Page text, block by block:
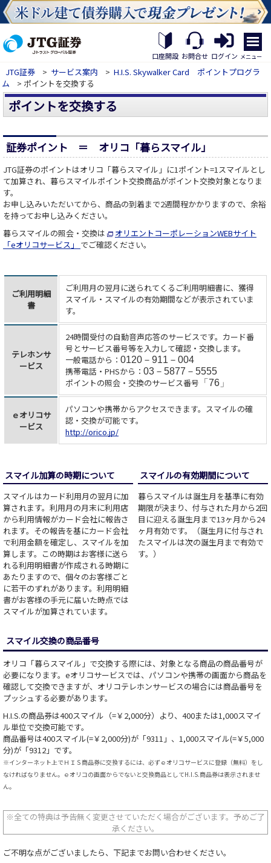
口座開設 お問合せ ログイン
繝｡
繝
九
Η
ｼ
帝
メニュー
JTG証券 > サービス案内 > H.I.S. Skywalker Card ポイントプログラ
ム
> ポイントを交換する
ポイントを交換する
証券ポイント ＝ オリコ「暮らスマイル」
JTG証券のポイントはオリコ「暮らスマイル」に1ポイント=1スマイルとし
て加算され、暮らスマイルポイント交換商品がポイント交換対象となりま
す。
お申し込みいただいてから、商品の到着まで2週間程かかりますので、余裕
を持ってお申し込みください。
暮らスマイルの照会・交換は
オリエントコーポレーションWEBサイト
「eオリコサービス」 でご確認ください。
ご利用明細
書
ご利用月の翌月に送られてくるご利用明細書に、獲得
スマイル・スマイルの有効期間などが表示されていま
す。
テレホンサ
ービス
24時間受付の自動音声応答のサービスです。カード番
号とサービス番号等を入力して確認・交換します。
一般電話から： 0120－911－004
携帯電話・PHSから： 03－5877－5555
ポイントの照会・交換のサービス番号 「76」
ｅオリコサ
ービス
パソコンや携帯からアクセスできます。スマイルの確
認・交換が可能です。
http://orico.jp/
スマイル加算の時期について
スマイルはカード利用月の翌月に加
算されます。利用月の月末に利用店
から利用情報がカード会社に報告さ
れます。その報告を基にカード会社
で利用金額を確定し、スマイルを加
算します。この時期はお客様に送ら
れる利用明細書が作成される時期に
あたりますので、個々のお客様ごと
に若干のずれがあります。利用明細
書がお客様の手元に届いた時点では
スマイルが加算されています。
スマイルの有効期間について
暮らスマイルは誕生月を基準に有効
期限が決まり、付与された月から2回
目に迎える誕生月まで13ヶ月から24
ヶ月有効です。（誕生月に付与され
たスマイルは次の誕生月まで有効で
す。）
スマイル交換の商品番号
オリコ「暮らスマイル」で交換する際には、対象となる商品の商品番号が
必要になります。eオリコサービスでは、パソコンや携帯の画面から商品を
確認して交換できますが、オリコテレホンサービスの場合には商品番号を
プッシュする必要があります。
H.I.S.の商品券は400スマイル（=￥2,000分）より、400または1,000スマイ
ル単位で交換可能です。
商品番号は400スマイル(=￥2,000分)が「9311」、1,000スマイル(=￥5,000
分)が「9312」です。
※インターネット上でＨＩＳ商品券に交換するには、必ずｅオリコサービスに登録（無料）をし
なければなりません。ｅオリコの画面からでないと交換商品としてH.I.S.商品券は表示されませ
ん。
※全ての特典は予告無く変更させていただく場合がございます。予めご了
承ください。
ご不明な点がございましたら、下記までお問い合わせください。